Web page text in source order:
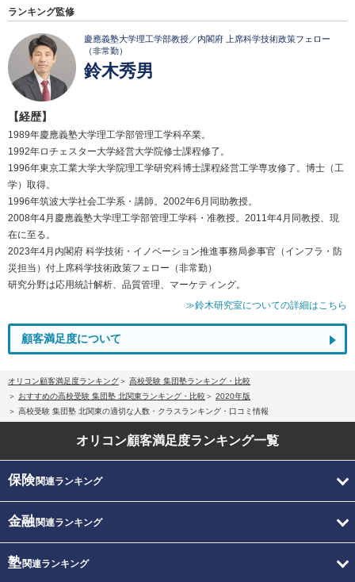
ランキング監修
慶應義塾大学理工学部教授／内閣府 上席科学技術政策フェロー
（非常勤）
鈴木秀男
【経歴】
1989年慶應義塾大学理工学部管理工学科卒業。
1992年ロチェスター大学経営大学院修士課程修了。
1996年東京工業大学大学院理工学研究科博士課程経営工学専攻修了。博士（工
学）取得。
1996年筑波大学社会工学系・講師。2002年6月同助教授。
2008年4月慶應義塾大学理工学部管理工学科・准教授。2011年4月同教授、現
在に至る。
2023年4月内閣府 科学技術・イノベーション推進事務局参事官（インフラ・防
災担当）付上席科学技術政策フェロー（非常勤）
研究分野は応用統計解析、品質管理、マーケティング。
≫鈴木研究室についての詳細はこちら
顧客満足度について
オリコン顧客満足度ランキング
高校受験 集団塾ランキング・比較
おすすめの高校受験 集団塾 北関東ランキング・比較
2020年版
高校受験 集団塾 北関東の適切な人数・クラスランキング・口コミ情報
オリコン顧客満足度ランキング一覧
保険関連ランキング
金融関連ランキング
塾関連ランキング